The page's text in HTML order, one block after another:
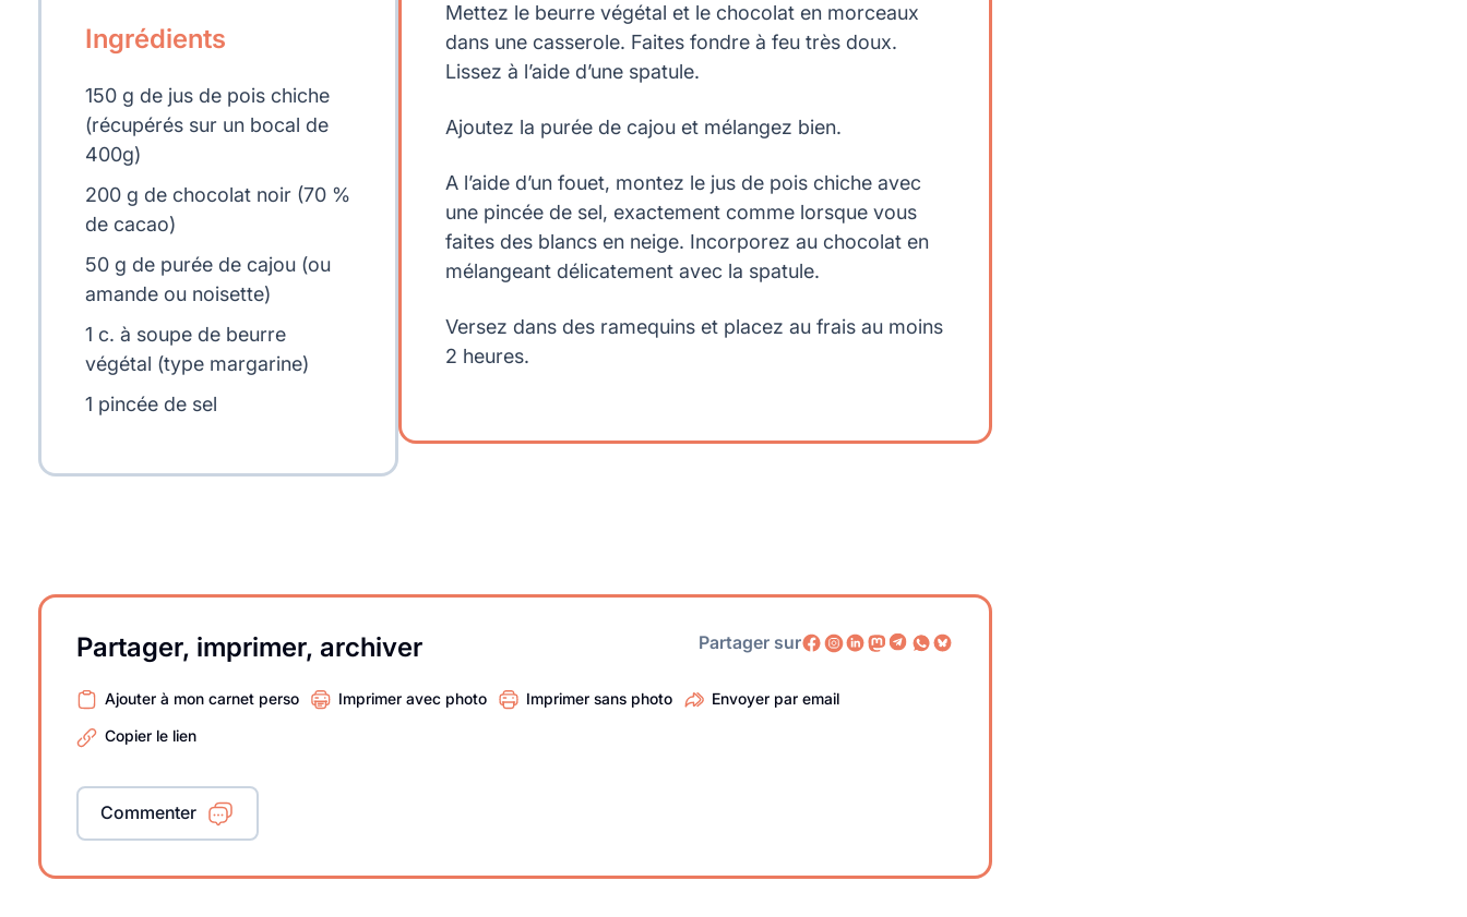
Ingrédients
150 g de jus de pois chiche
(récupérés sur un bocal de
400g)
200 g de chocolat noir (70 %
de cacao)
50 g de purée de cajou (ou
amande ou noisette)
1 c. à soupe de beurre
végétal (type margarine)
1 pincée de sel
Mettez le beurre végétal et le chocolat en morceaux
dans une casserole. Faites fondre à feu très doux.
Lissez à l’aide d’une spatule.
Ajoutez la purée de cajou et mélangez bien.
A l’aide d’un fouet, montez le jus de pois chiche avec
une pincée de sel, exactement comme lorsque vous
faites des blancs en neige. Incorporez au chocolat en
mélangeant délicatement avec la spatule.
Versez dans des ramequins et placez au frais au moins
2 heures.
Partager, imprimer, archiver Partager sur
Ajouter à mon carnet perso Imprimer avec photo Imprimer sans photo Envoyer par email
Copier le lien
Commenter